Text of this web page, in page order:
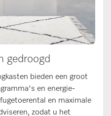
gedroogd
bieden een groot
en energie-
en maximale
zodat u het